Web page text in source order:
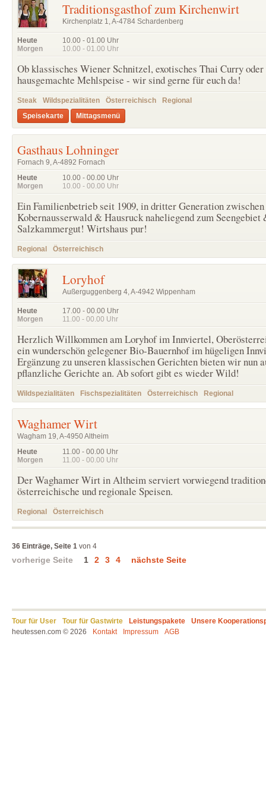
Traditionsgasthof zum Kirchenwirt
Kirchenplatz 1, A-4784 Schardenberg
Heute
Morgen
10.00 - 01.00 Uhr
10.00 - 01.00 Uhr
Ob klassisches Wiener Schnitzel, exotisches Thai Curry
hausgemachte Mehlspeise - wir sind gerne für euch da!
Steak Wildspezialitäten Österreichisch
Regional
Speisekarte
Mittagsmenü
Gasthaus Lohninger
Fornach 9, A-4892 Fornach
Heute
Morgen
10.00 - 00.00 Uhr
10.00 - 00.00 Uhr
Ein Familienbetrieb seit 1909, in dritter Generation zwischen
Kobernausserwald & Hausruck naheliegend zum Seengebiet
Salzkammergut! Wirtshaus pur!
Regional Österreichisch
Loryhof
Außerguggenberg 4, A-4942 Wippenham
Heute
Morgen
17.00 - 00.00 Uhr
11.00 - 00.00 Uhr
Herzlich Willkommen am Loryhof im Innviertel,
ein wunderschön gelegener Bio-Bauernhof im hügeligen
Ergänzung zu unseren klassischen Gerichten bieten wir nun
pflanzliche Gerichte an. Ab sofort gibt es wieder Wild!
Wildspezialitäten Fischspezialitäten Österreichisch Regional
Waghamer Wirt
Wagham 19, A-4950 Altheim
Heute
Morgen
11.00 - 00.00 Uhr
11.00 - 00.00 Uhr
Der Waghamer Wirt in Altheim serviert vorwiegend
österreichische und regionale Speisen.
Regional Österreichisch
36 Einträge, Seite 1 von 4
vorherige Seite 1 2 3 4 nächste Seite
Tour für User Tour für Gastwirte Leistungspakete
Unsere
heutessen.com © 2026
Kontakt Impressum AGB